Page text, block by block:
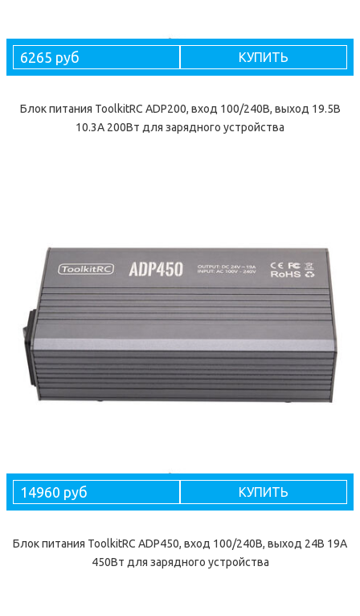
6265 руб КУПИТЬ
Блок питания ToolkitRC ADP200, вход 100/240В, выход 19.5В
10.3А 200Вт для зарядного устройства
14960 руб КУПИТЬ
Блок питания ToolkitRC ADP450, вход 100/240В, выход 24В 19А
450Вт для зарядного устройства